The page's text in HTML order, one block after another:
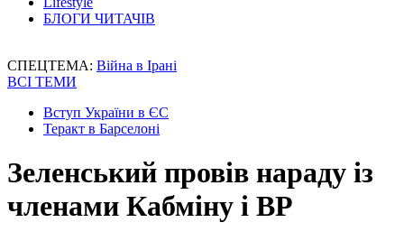
БЛОГИ ЧИТАЧІВ
СПЕЦТЕМА: Війна в Ірані
ВСІ ТЕМИ
Вступ України в ЄС
Теракт в Барселоні
Зеленський провів нараду із
членами Кабміну і ВР